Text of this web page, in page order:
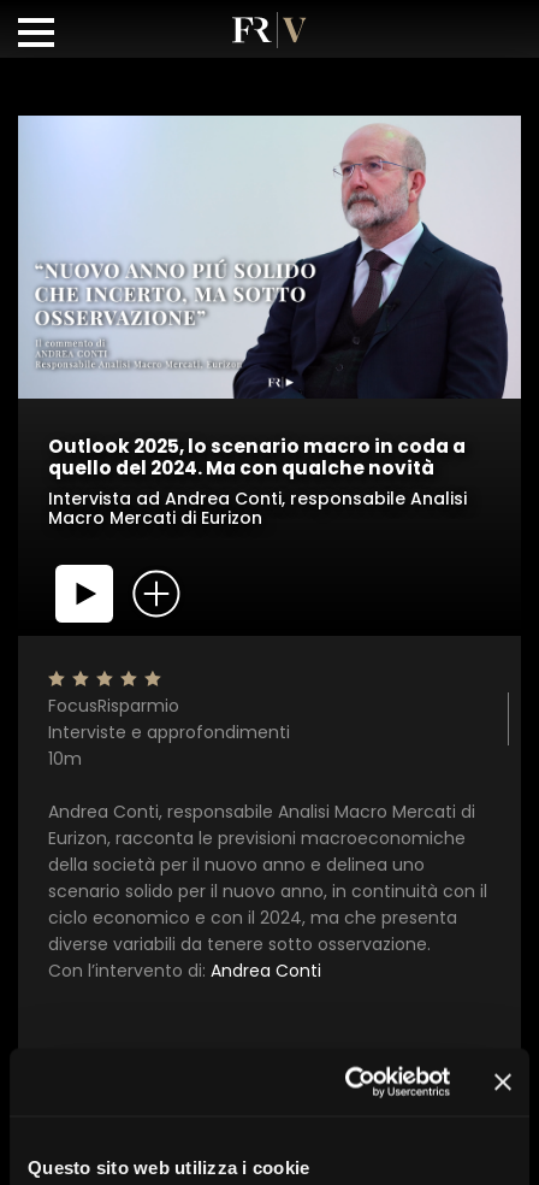
Questo sito web utilizza i cookie
Outlook 2025, lo scenario macro in coda a
quello del 2024. Ma con qualche novità
Intervista ad Andrea Conti, responsabile Analisi
Macro Mercati di Eurizon
FocusRisparmio
Interviste e approfondimenti
10m
Andrea Conti, responsabile Analisi Macro Mercati di
Eurizon, racconta le previsioni macroeconomiche
della società per il nuovo anno e delinea uno
scenario solido per il nuovo anno, in continuità con il
ciclo economico e con il 2024, ma che presenta
diverse variabili da tenere sotto osservazione.
Con l’intervento di: Andrea Conti
Data:20/01/2025
5 stars
4 stars
3 stars
2 stars
1 star
Invia